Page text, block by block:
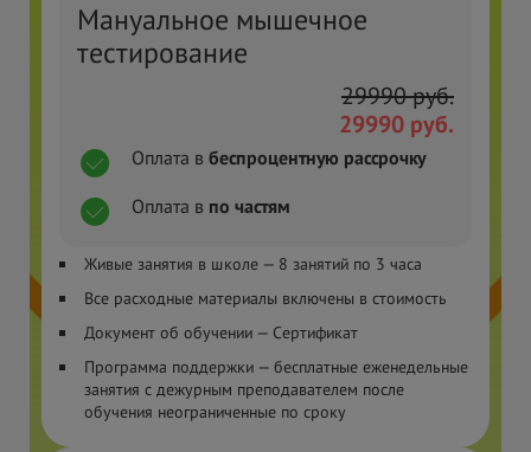
Мануальное мышечное
тестирование
29990руб.
29990 руб.
Оплата в беспроцентную рассрочку
Оплата в по частям
Живые занятия в школе — 8 занятий по 3 часа
Все расходные материалы включены в стоимость
Документ об обучении — Сертификат
Программа поддержки — бесплатные еженедельные
занятия с дежурным преподавателем после
обучения неограниченные по сроку